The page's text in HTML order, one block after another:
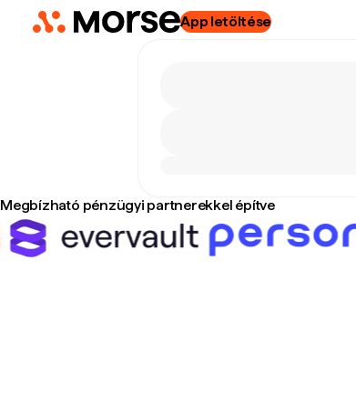
App letöltése
Megbízható pénzügyi partnerekkel építve